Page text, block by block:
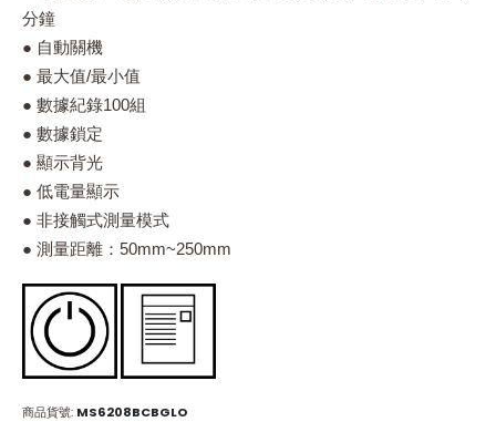
分鐘
● 自動關機
● 最大值/最小值
● 數據紀錄100組
● 數據鎖定
● 顯示背光
● 低電量顯示
● 非接觸式測量模式
● 測量距離：50mm~250mm
商品貨號 MS6208BCBGLO